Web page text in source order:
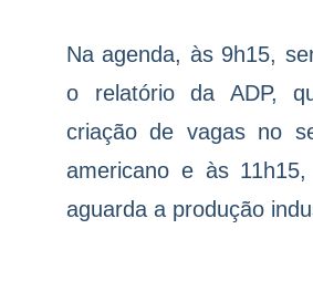
Na agenda, às 9h15,
o relatório da ADP,
criação de vagas no
americano e às
aguarda a produção